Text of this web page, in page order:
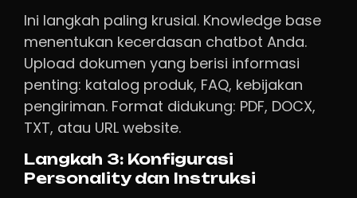
Ini langkah paling krusial. Knowledge base
menentukan kecerdasan chatbot Anda.
Upload dokumen yang berisi informasi
penting: katalog produk, FAQ, kebijakan
pengiriman. Format didukung: PDF, DOCX,
TXT, atau URL website.
Langkah 3: Konfigurasi
Personality dan Instruksi